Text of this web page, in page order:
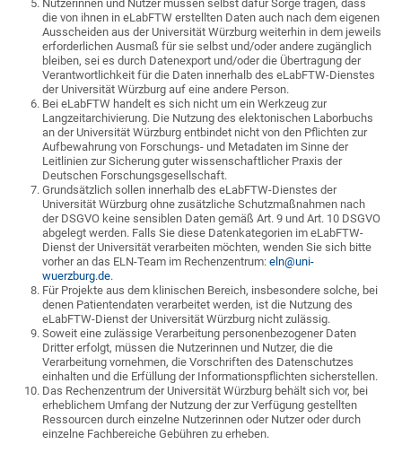
Nutzerinnen und Nutzer müssen selbst dafür Sorge tragen, dass
die von ihnen in eLabFTW erstellten Daten auch nach dem eigenen
Ausscheiden aus der Universität Würzburg weiterhin in dem jeweils
erforderlichen Ausmaß für sie selbst und/oder andere zugänglich
bleiben, sei es durch Datenexport und/oder die Übertragung der
Verantwortlichkeit für die Daten innerhalb des eLabFTW-Dienstes
der Universität Würzburg auf eine andere Person.
Bei eLabFTW handelt es sich nicht um ein Werkzeug zur
Langzeitarchivierung. Die Nutzung des elektonischen Laborbuchs
an der Universität Würzburg entbindet nicht von den Pflichten zur
Aufbewahrung von Forschungs- und Metadaten im Sinne der
Leitlinien zur Sicherung guter wissenschaftlicher Praxis der
Deutschen Forschungsgesellschaft.
Grundsätzlich sollen innerhalb des eLabFTW-Dienstes der
Universität Würzburg ohne zusätzliche Schutzmaßnahmen nach
der DSGVO keine sensiblen Daten gemäß Art. 9 und Art. 10 DSGVO
abgelegt werden. Falls Sie diese Datenkategorien im eLabFTW-
Dienst der Universität verarbeiten möchten, wenden Sie sich bitte
vorher an das ELN-Team im Rechenzentrum:eln@uni-
wuerzburg.de.
Für Projekte aus dem klinischen Bereich, insbesondere solche, bei
denen Patientendaten verarbeitet werden, ist die Nutzung des
eLabFTW-Dienst der Universität Würzburg nicht zulässig.
Soweit eine zulässige Verarbeitung personenbezogener Daten
Dritter erfolgt, müssen die Nutzerinnen und Nutzer, die die
Verarbeitung vornehmen, die Vorschriften des Datenschutzes
einhalten und die Erfüllung der Informationspflichten sicherstellen.
Das Rechenzentrum der Universität Würzburg behält sich vor, bei
erheblichem Umfang der Nutzung der zur Verfügung gestellten
Ressourcen durch einzelne Nutzerinnen oder Nutzer oder durch
einzelne Fachbereiche Gebühren zu erheben.